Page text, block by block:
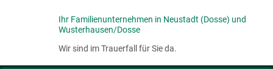
Ihr Familienunternehmen in Neustadt (Dosse) und
Wusterhausen/Dosse
Wir sind im Trauerfall für Sie da.